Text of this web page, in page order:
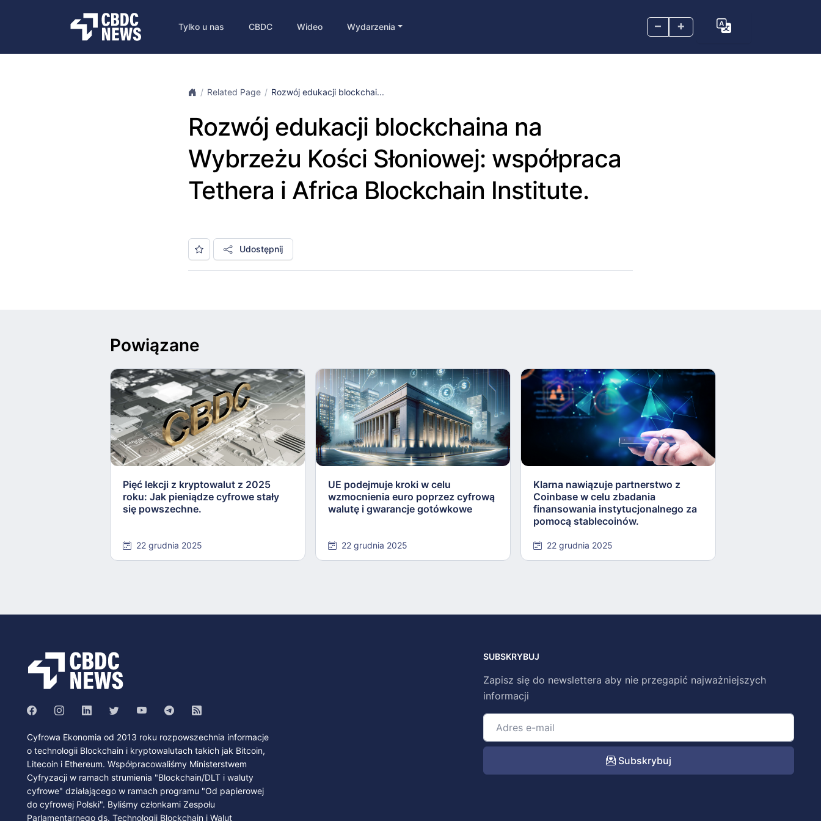
– +
Tylko u nas CBDC Wideo Wydarzenia
Related Page Rozwój edukacji blockchai...
Rozwój edukacji blockchaina na
Wybrzeżu Kości Słoniowej: współpraca
Tethera i Africa Blockchain Institute.
Udostępnij
Powiązane
Pięć lekcji z kryptowalut z 2025
roku: Jak pieniądze cyfrowe stały
się powszechne.
22 grudnia 2025
UE podejmuje kroki w celu
wzmocnienia euro poprzez cyfrową
walutę i gwarancje gotówkowe
22 grudnia 2025
Klarna nawiązuje partnerstwo z
Coinbase w celu zbadania
finansowania instytucjonalnego za
pomocą stablecoinów.
22 grudnia 2025
Cyfrowa Ekonomia od 2013 roku rozpowszechnia informacje
o technologii Blockchain i kryptowalutach takich jak Bitcoin,
Litecoin i Ethereum. Współpracowaliśmy Ministerstwem
Cyfryzacji w ramach strumienia "Blockchain/DLT i waluty
cyfrowe" działającego w ramach programu "Od papierowej
do cyfrowej Polski". Byliśmy członkami Zespołu
Parlamentarnego ds. Technologii Blockchain i Walut
SUBSKRYBUJ
Zapisz się do newslettera aby nie przegapić najważniejszych
informacji
Subskrybuj